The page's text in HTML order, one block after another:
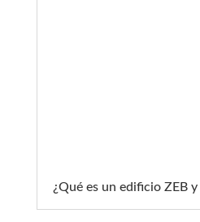
¿Qué es un edificio ZEB